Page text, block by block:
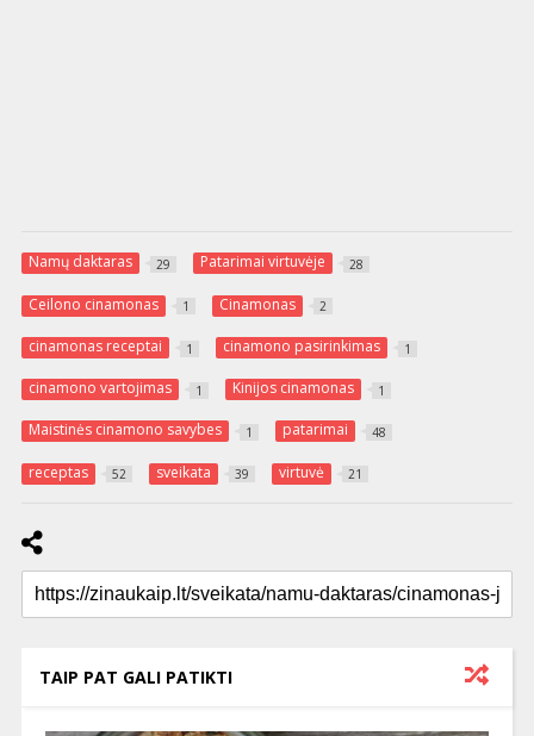
Namų daktaras 29 Patarimai virtuvėje 28
Ceilono cinamonas 1 Cinamonas 2
cinamonas receptai 1 cinamono pasirinkimas 1
cinamono vartojimas 1 Kinijos cinamonas 1
Maistinės cinamono savybes 1 patarimai 48
receptas 52 sveikata 39 virtuvė 21
TAIP PAT GALI PATIKTI